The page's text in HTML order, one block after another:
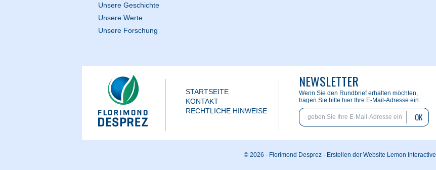
Unsere Geschichte
Unsere Werte
Unsere Forschung
STARTSEITE
KONTAKT
RECHTLICHE HINWEISE
NEWSLETTER
Wenn Sie den Rundbrief erhalten möchten,
tragen Sie bitte hier Ihre E-Mail-Adresse ein:
OK
© 2026 - Florimond Desprez - Erstellen der Website Lemon Interactive